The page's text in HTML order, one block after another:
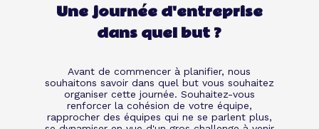
Une journée d'entreprise
dans quel but ?
Avant de commencer à planifier, nous
souhaitons savoir dans quel but vous souhaitez
organiser cette journée. Souhaitez-vous
renforcer la cohésion de votre équipe,
rapprocher des équipes qui ne se parlent plus,